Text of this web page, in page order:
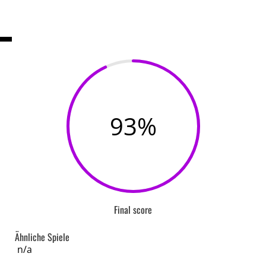
93%
Final score
Ähnliche Spiele
n/a